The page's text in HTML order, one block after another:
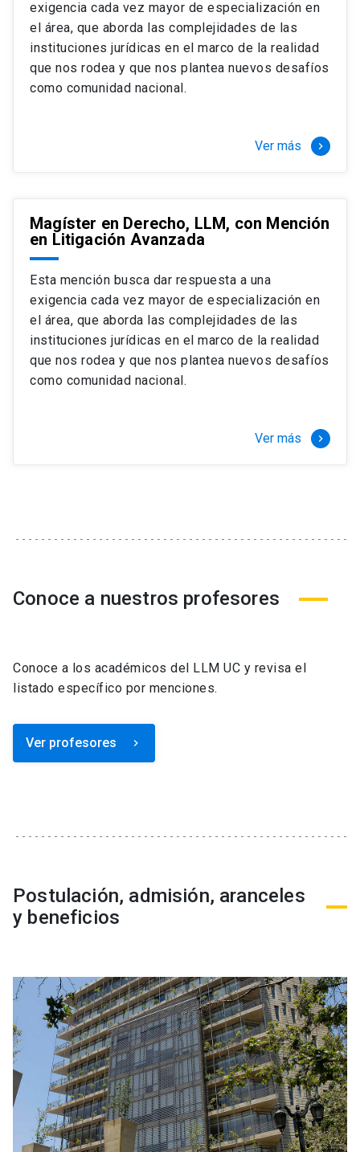
exigencia cada vez mayor de especialización en
el área, que aborda las complejidades de las
instituciones jurídicas en el marco de la realidad
que nos rodea y que nos plantea nuevos desafíos
como comunidad nacional.
Ver más keyboard_arrow_right
Magíster en Derecho, LLM, con Mención
en Litigación Avanzada
Esta mención busca dar respuesta a una
exigencia cada vez mayor de especialización en
el área, que aborda las complejidades de las
instituciones jurídicas en el marco de la realidad
que nos rodea y que nos plantea nuevos desafíos
como comunidad nacional.
Ver más keyboard_arrow_right
Conoce a nuestros profesores
Conoce a los académicos del LLM UC y revisa el
listado específico por menciones.
Ver profesores keyboard_arrow_right
Postulación, admisión, aranceles
y beneficios